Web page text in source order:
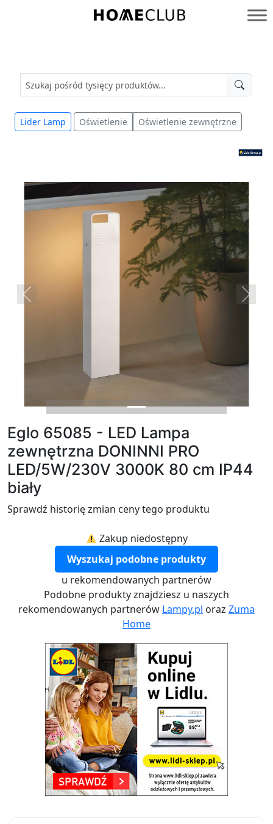
Homeclub
Lider Lamp Oświetlenie Oświetlenie zewnętrzne
Previous Next
Eglo 65085 - LED Lampa
zewnętrzna DONINNI PRO
LED/5W/230V 3000K 80 cm IP44
biały
Sprawdź historię zmian ceny tego produktu
Zakup niedostępny
Wyszukaj podobne produkty
u rekomendowanych partnerów
Podobne produkty znajdziesz u naszych
rekomendowanych partnerów Lampy.pl oraz Zuma
Home